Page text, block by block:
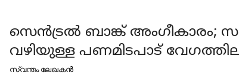
സെന്‍ട്രല്‍ ബാങ്ക് അംഗീകാരം;
വഴിയുള്ള പണമിടപാട്
സ്വന്തം ലേഖകന്‍